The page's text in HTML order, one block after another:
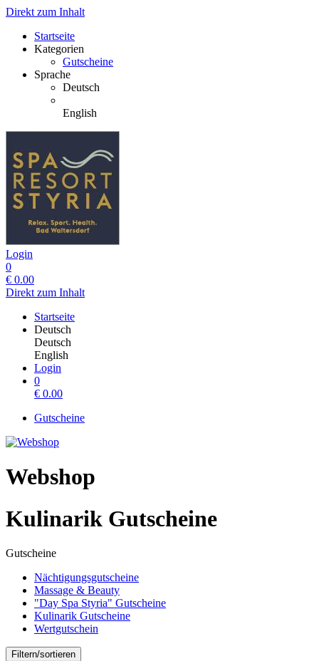
Direkt zum Inhalt
Startseite
Kategorien
Gutscheine
Sprache
Deutsch
English
Login
0
€ 0.00
Direkt zum Inhalt
Startseite
Deutsch
Deutsch
English
Login
0
€ 0.00
Gutscheine
Webshop
Kulinarik Gutscheine
Gutscheine
Nächtigungsgutscheine
Massage & Beauty
"Day Spa Styria" Gutscheine
Kulinarik Gutscheine
Wertgutschein
Filtern/sortieren